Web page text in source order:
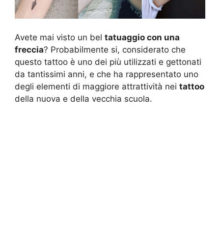
Avete mai visto un bel tatuaggio con una
freccia? Probabilmente si, considerato che
questo tattoo è uno dei più utilizzati e gettonati
da tantissimi anni, e che ha rappresentato uno
degli elementi di maggiore attrattività nei tattoo
della nuova e della vecchia scuola.